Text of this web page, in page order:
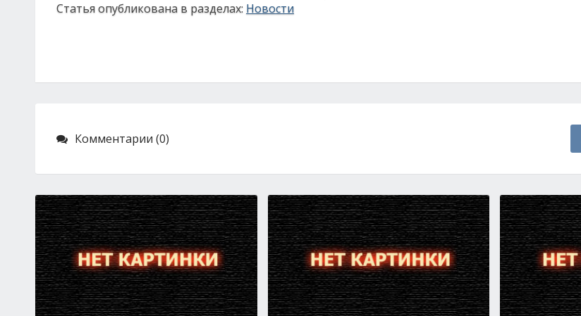
Статья опубликована в разделах: Новости
Комментарии (0)